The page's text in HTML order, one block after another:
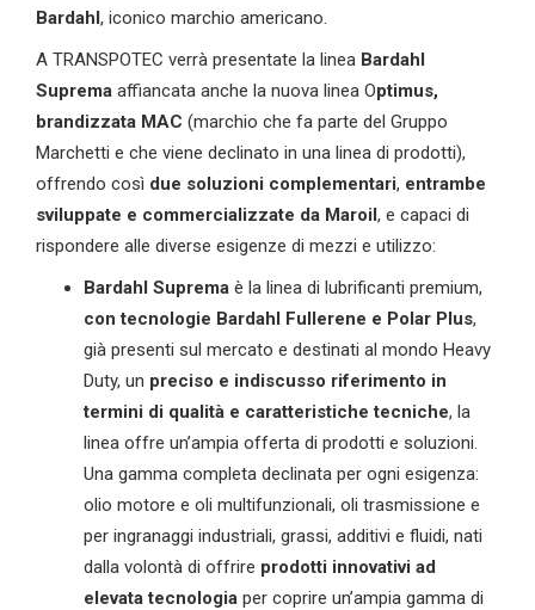
Bardahl, iconico marchio americano.
A TRANSPOTEC verrà presentate la linea Bardahl
Suprema affiancata anche la nuova linea Optimus,
brandizzata MAC (marchio che fa parte del Gruppo
Marchetti e che viene declinato in una linea di prodotti),
offrendo così due soluzioni complementari, entrambe
sviluppate e commercializzate da Maroil, e capaci di
rispondere alle diverse esigenze di mezzi e utilizzo:
Bardahl Suprema è la linea di lubrificanti premium,
con tecnologie Bardahl Fullerene e Polar Plus,
già presenti sul mercato e destinati al mondo Heavy
Duty, un preciso e indiscusso riferimento in
termini di qualità e caratteristiche tecniche, la
linea offre un’ampia offerta di prodotti e soluzioni.
Una gamma completa declinata per ogni esigenza:
olio motore e oli multifunzionali, oli trasmissione e
per ingranaggi industriali, grassi, additivi e fluidi, nati
dalla volontà di offrire prodotti innovativi ad
elevata tecnologia per coprire un’ampia gamma di